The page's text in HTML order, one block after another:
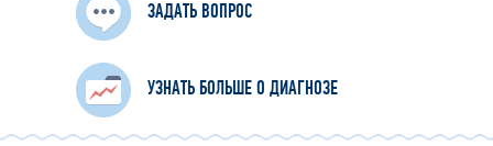
ЗАДАТЬ ВОПРОС
УЗНАТЬ БОЛЬШЕ О ДИАГНОЗЕ